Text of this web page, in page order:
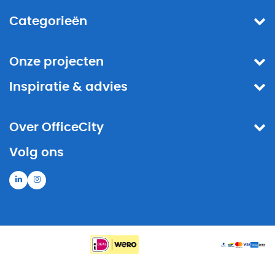
Categorieën
Onze projecten
Inspiratie & advies
Over OfficeCity
Volg ons